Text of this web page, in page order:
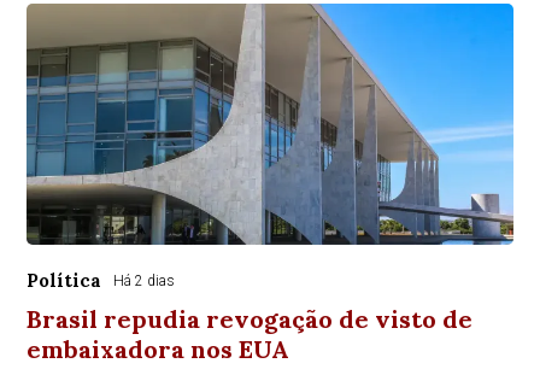
Política Há 2 dias
Brasil repudia revogação de visto de
embaixadora nos EUA